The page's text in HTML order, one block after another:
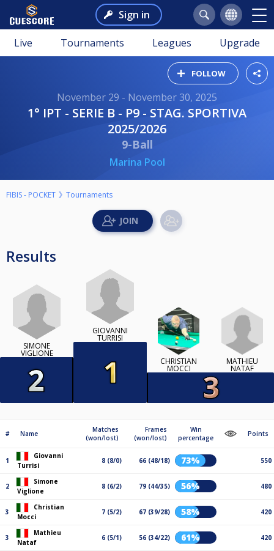
Sign in
Live Tournaments Leagues Upgrade
FOLLOW
November 29 - November 30, 2025
1° IPT - SERIE B - P9 - STAG. SPORTIVA
2025/2026
9-Ball
Marina Pool
FIBIS - POCKET Tournaments
Results
SIMONE
VIGLIONE
GIOVANNI
TURRISI
CHRISTIAN
MOCCI
MATHIEU
NATAF
# Name
Matches
(won/lost)
Frames
(won/lost)
Win
percentage
Points
1
Giovanni
Turrisi
8 (8/0) 66 (48/18) 73% 550
2
Simone
Viglione
8 (6/2) 79 (44/35) 56% 480
3
Christian
Mocci
7 (5/2) 67 (39/28) 58% 420
3
Mathieu
Nataf
6 (5/1) 56 (34/22) 61% 420